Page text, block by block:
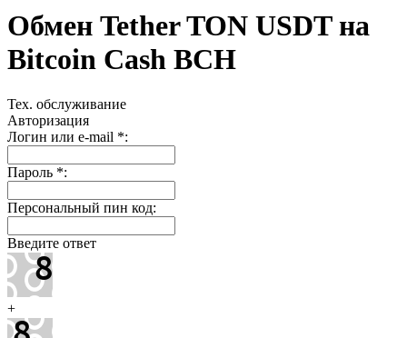
Обмен Tether TON USDT на
Bitcoin Cash BCH
Тех. обслуживание
Авторизация
Логин или e-mail *:
Пароль *:
Персональный пин код:
Введите ответ
+